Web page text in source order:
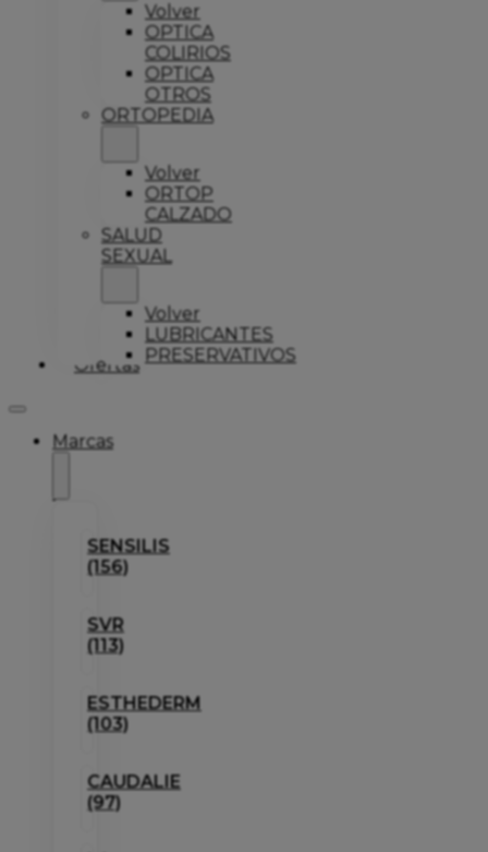
Volver
OPTICA
COLIRIOS
OPTICA
OTROS
ORTOPEDIA
Volver
ORTOP
CALZADO
SALUD
SEXUAL
Volver
LUBRICANTES
PRESERVATIVOS
Ofertas
Marcas
SENSILIS
(156)
SVR
(113)
ESTHEDERM
(103)
CAUDALIE
(97)